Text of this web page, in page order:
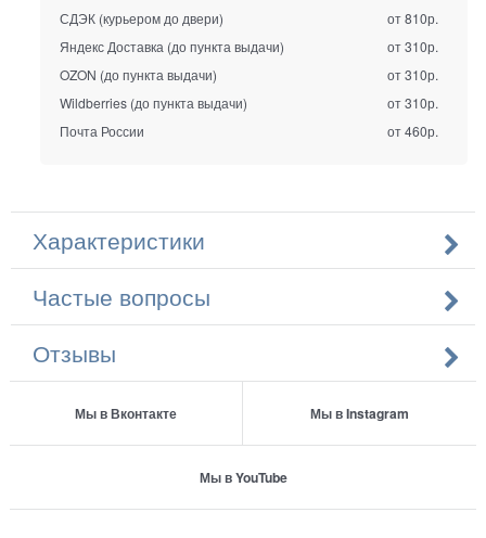
СДЭК (курьером до двери)
от 810р.
Яндекс Доставка (до пункта выдачи)
от 310р.
OZON (до пункта выдачи)
от 310р.
Wildberries (до пункта выдачи)
от 310р.
Почта России
от 460р.
Характеристики
Частые вопросы
Отзывы
Мы в Вконтакте Мы в Instagram
Мы в YouTube